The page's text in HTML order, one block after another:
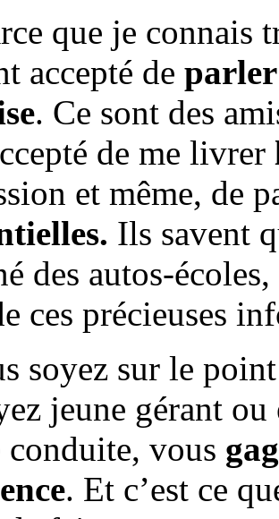
que je connais
accepté de
. Ce sont des
de me livrer
et même, de
Ils savent
des autos-
ces précieuses
soyez sur le
jeune gérant
conduite, vous
. Et c’est ce